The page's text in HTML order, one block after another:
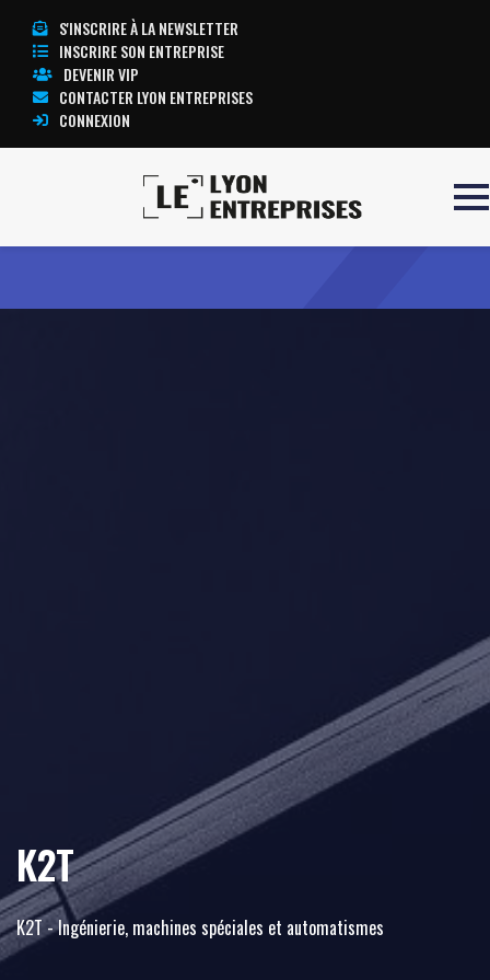
S'INSCRIRE À LA NEWSLETTER
INSCRIRE SON ENTREPRISE
DEVENIR VIP
CONTACTER LYON ENTREPRISES
CONNEXION
K2T
K2T - Ingénierie, machines spéciales et automatismes